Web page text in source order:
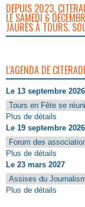
DEPUIS 2023,
LE SAMEDI 6
JAURÈS À TOURS.
L'AGENDA DE
Le 13 septembre 2026
Tours en Fête se
Plus de détails
Le 19 septembre 2026
Forum des
Plus de détails
Le 23 mars 2027
Assises du
Plus de détails